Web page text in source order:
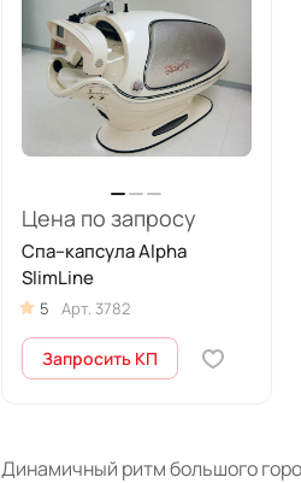
Цена по запросу
Спа–капсула Alpha
SlimLine
5 Арт. 3782
Запросить КП
Динамичный ритм большого